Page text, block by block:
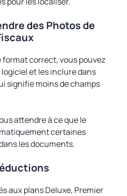
des Photos de
format correct, vous pouvez
et les inclure dans
signifie moins de champs
attendre à ce que le
certaines
les documents.
aux plans Deluxe, Premier